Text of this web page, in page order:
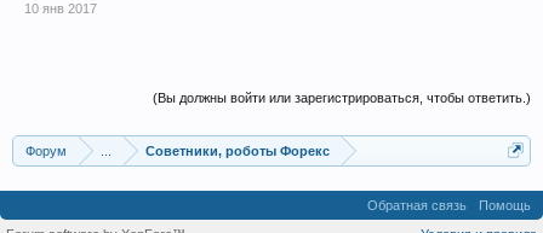
10 янв 2017
(Вы должны войти или зарегистрироваться, чтобы ответить.)
Форум Советники, роботы Форекс
Обратная связь
Помощь